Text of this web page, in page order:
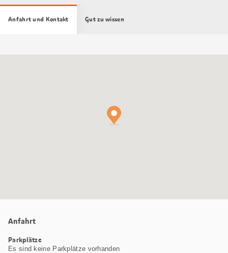
Anfahrt und Kontakt Gut zu wissen
Anfahrt
Parkplätze
Es sind keine Parkplätze vorhanden